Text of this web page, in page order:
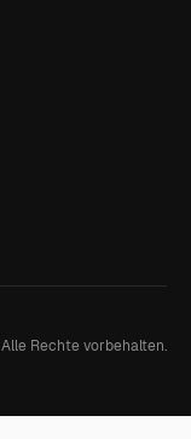
Alle Rechte vorbehalten.